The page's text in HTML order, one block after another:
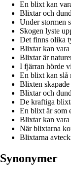
En blixt kan
Blixtar och
Under stormen
Skogen lyste
Det finns olika
Blixtar kan vara
Blixtar är
I fjärran hörde
En blixt kan slå
Blixten
Blixtar och
De kraftiga
En blixt är som
Blixtar kan vara
När blixtarna
Blixtarna
Synonymer